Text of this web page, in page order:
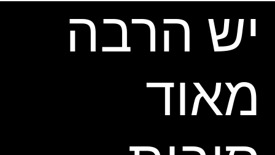
יש הרבה
מאוד